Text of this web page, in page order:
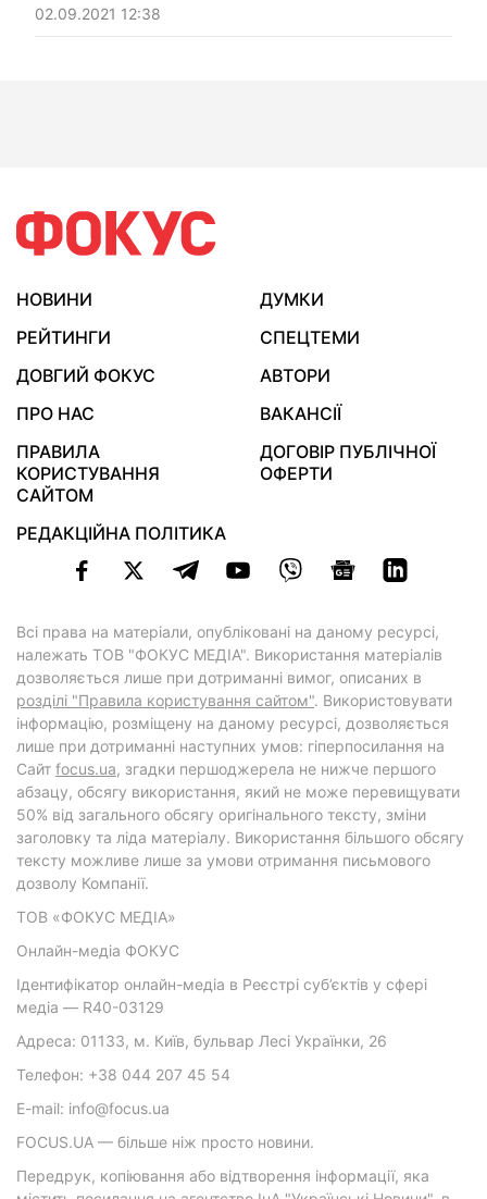
30-річчя Незалежності", а ще "позика під шалений
відсоток для скупки безцінного чорнозему".
02.09.2021 12:38
НОВИНИ
ДУМКИ
РЕЙТИНГИ
СПЕЦТЕМИ
ДОВГИЙ ФОКУС
АВТОРИ
ПРО НАС
ВАКАНСІЇ
ПРАВИЛА
КОРИСТУВАННЯ
САЙТОМ
ДОГОВІР ПУБЛІЧНОЇ
ОФЕРТИ
РЕДАКЦІЙНА ПОЛІТИКА
Всі права на матеріали, опубліковані на даному ресурсі,
належать ТОВ "ФОКУС МЕДІА". Використання матеріалів
дозволяється лише при дотриманні вимог, описаних в
розділі "Правила користування сайтом". Використовувати
інформацію, розміщену на даному ресурсі, дозволяється
лише при дотриманні наступних умов: гіперпосилання на
Cайт focus.ua, згадки першоджерела не нижче першого
абзацу, обсягу використання, який не може перевищувати
50% від загального обсягу оригінального тексту, зміни
заголовку та ліда матеріалу. Використання більшого обсягу
тексту можливе лише за умови отримання письмового
дозволу Компанії.
ТОВ «ФОКУС МЕДІА»
Онлайн-медіа ФОКУС
Ідентифікатор онлайн-медіа в Реєстрі суб’єктів у сфері
медіа — R40-03129
Адреса: 01133, м. Київ, бульвар Лесі Українки, 26
Телефон: +38 044 207 45 54
E-mail: info@focus.ua
FOCUS.UA — більше ніж просто новини.
Передрук, копіювання або відтворення інформації, яка